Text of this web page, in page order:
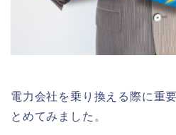
電力会社を乗り換える際に重
とめてみました。